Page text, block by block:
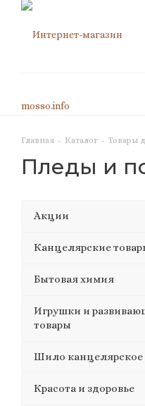
Главная - Каталог - Товары
Пледы и
Акции
Канцелярские
Бытовая химия
Игрушки и
товары
Шило канцелярское
Красота и здоровье